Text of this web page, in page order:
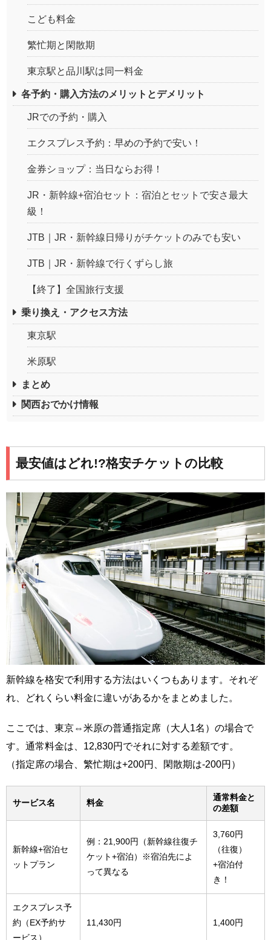
こども料金
繁忙期と閑散期
東京駅と品川駅は同一料金
各予約・購入方法のメリットとデメリット
JRでの予約・購入
エクスプレス予約：早めの予約で安い！
金券ショップ：当日ならお得！
JR・新幹線+宿泊セット：宿泊とセットで安さ最大
級！
JTB｜JR・新幹線日帰りがチケットのみでも安い
JTB｜JR・新幹線で行くずらし旅
【終了】全国旅行支援
乗り換え・アクセス方法
東京駅
米原駅
まとめ
関西おでかけ情報
最安値はどれ!?格安チケットの比較
新幹線を格安で利用する方法はいくつもあります。それぞ
れ、どれくらい料金に違いがあるかをまとめました。
ここでは、東京⇔米原の普通指定席（大人1名）の場合で
す。通常料金は、12,830円でそれに対する差額です。
（指定席の場合、繁忙期は+200円、閑散期は-200円）
サービス名 料金
通常料金と
の差額
新幹線+宿泊セ
ットプラン
例：21,900円（新幹線往復チ
ケット+宿泊）※宿泊先によ
って異なる
3,760円
（往復）
+宿泊付
き！
エクスプレス予
約（EX予約サ
ービス）
11,430円 1,400円